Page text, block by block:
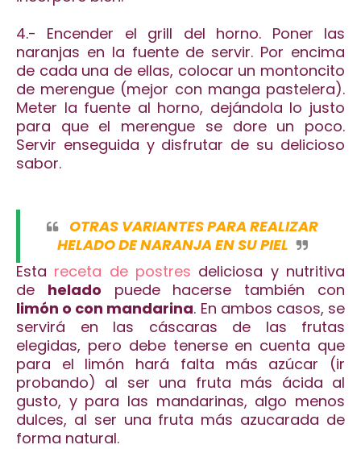
4.- Encender el grill del horno. Poner las
naranjas en la fuente de servir. Por encima
de cada una de ellas, colocar un montoncito
de merengue (mejor con manga pastelera).
Meter la fuente al horno, dejándola lo justo
para que el merengue se dore un poco.
Servir enseguida y disfrutar de su delicioso
sabor.
OTRAS VARIANTES PARA REALIZAR
HELADO DE NARANJA EN SU PIEL
Esta receta de postres deliciosa y nutritiva
de helado puede hacerse también con
limón o con mandarina. En ambos casos, se
servirá en las cáscaras de las frutas
elegidas, pero debe tenerse en cuenta que
para el limón hará falta más azúcar (ir
probando) al ser una fruta más ácida al
gusto, y para las mandarinas, algo menos
dulces, al ser una fruta más azucarada de
forma natural.